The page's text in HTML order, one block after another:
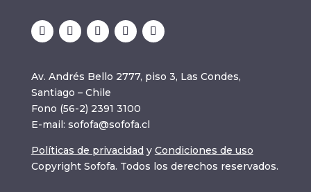
Av. Andrés Bello 2777, piso 3, Las Condes,
Santiago – Chile
Fono (56-2) 2391 3100
E-mail: sofofa@sofofa.cl
Políticas de privacidad y Condiciones de uso
Copyright Sofofa. Todos los derechos reservados.